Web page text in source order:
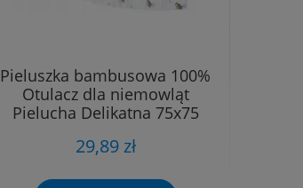
Pieluszka bambusowa 100%
Otulacz dla niemowląt
Pielucha Delikatna 75x75
29,89 zł